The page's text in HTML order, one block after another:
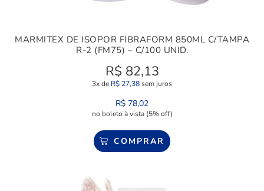
MARMITEX DE ISOPOR FIBRAFORM 850ML C/TAMPA
R-2 (FM75) – C/100 UNID.
R$ 82,13
3x de R$ 27,38sem juros
R$ 78,02
no boleto à vista (5% off)
COMPRAR